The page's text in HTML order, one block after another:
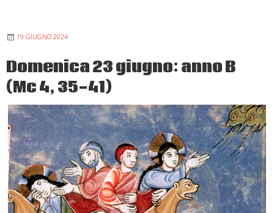
19 GIUGNO 2024
Domenica 23 giugno: anno B
(Mc 4, 35-41)